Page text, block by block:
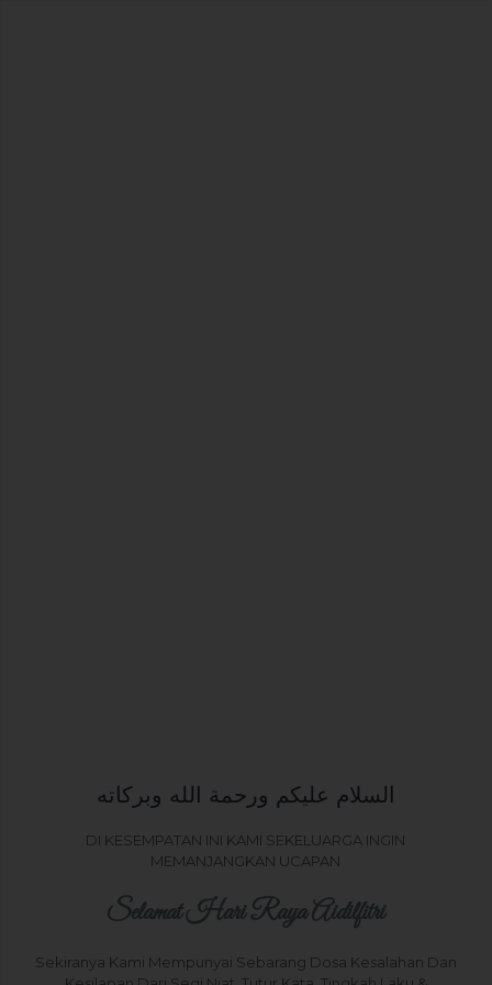
السلام عليكم ورحمة الله وبركاته
DI KESEMPATAN INI KAMI SEKELUARGA INGIN
MEMANJANGKAN UCAPAN
Selamat Hari Raya Aidilfitri
Sekiranya Kami Mempunyai Sebarang Dosa Kesalahan Dan